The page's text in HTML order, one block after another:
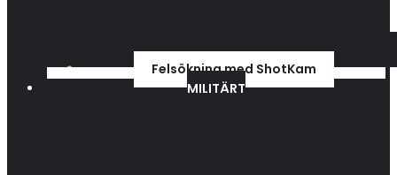
Felsökning med ShotKam
MILITÄRT